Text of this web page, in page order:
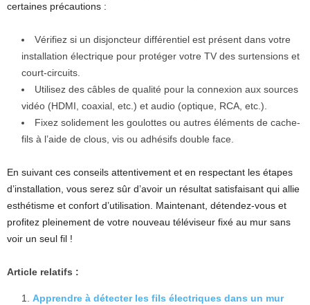
certaines précautions :
Vérifiez si un disjoncteur différentiel est présent dans votre
installation électrique pour protéger votre TV des surtensions et
court-circuits.
Utilisez des câbles de qualité pour la connexion aux sources
vidéo (HDMI, coaxial, etc.) et audio (optique, RCA, etc.).
Fixez solidement les goulottes ou autres éléments de cache-
fils à l’aide de clous, vis ou adhésifs double face.
En suivant ces conseils attentivement et en respectant les étapes
d’installation, vous serez sûr d’avoir un résultat satisfaisant qui allie
esthétisme et confort d’utilisation. Maintenant, détendez-vous et
profitez pleinement de votre nouveau téléviseur fixé au mur sans
voir un seul fil !
Article relatifs :
Apprendre à détecter les fils électriques dans un mur